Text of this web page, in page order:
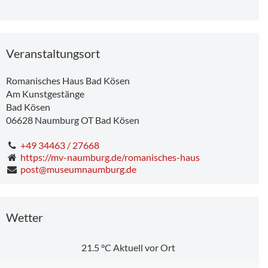
Veranstaltungsort
Romanisches Haus Bad Kösen
Am Kunstgestänge
Bad Kösen
06628 Naumburg OT Bad Kösen
+49 34463 / 27668
https://mv-naumburg.de/romanisches-haus
post@museumnaumburg.de
Wetter
21.5°C Aktuell vor Ort